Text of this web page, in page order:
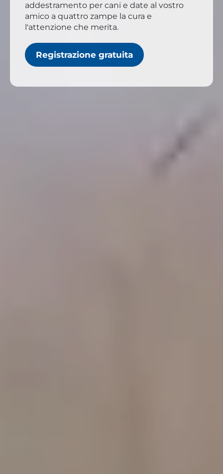
addestramento per cani e date al vostro
amico a quattro zampe la cura e
l'attenzione che merita.
Registrazione gratuita